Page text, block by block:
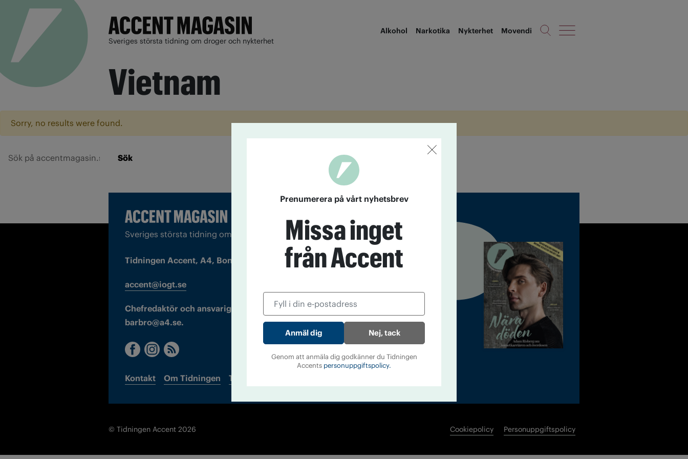
Sveriges största tidning om droger och nykterhet
Alkohol Narkotika Nykterhet Movendi
Vietnam
Sorry, no results were found.
Sök
Sveriges största tidning om droger och nykterhet
Tidningen Accent, A4, Bondegatan 21, 116 33 Stockholm
accent@iogt.se
Chefredaktör och ansvarig utgivare: Barbro Janson Lundkvist,
barbro@a4.se.
Kontakt Om Tidningen Tidningsarkiv
© Tidningen Accent 2026 Cookiepolicy Personuppgiftspolicy
Prenumerera på vårt nyhetsbrev
Missa inget
från Accent
Nej, tack
Genom att anmäla dig godkänner du Tidningen
Accents personuppgiftspolicy.